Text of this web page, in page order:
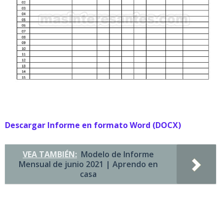
Descargar Informe en formato Word (DOCX)
VEA TAMBIÉN: Modelo de Informe
Mensual de junio 2021 | Aprendo en
casa